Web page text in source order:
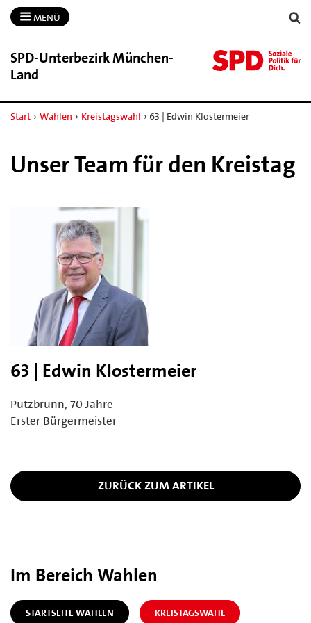
MENÜ
SPD-​Unterbezirk München-​
Land
Start › Wahlen › Kreistagswahl › 63 | Edwin Klostermeier
Unser Team für den Kreistag
63 | Edwin Klostermeier
Putzbrunn, 70 Jahre
Erster Bürgermeister
ZURÜCK ZUM ARTIKEL
Im Bereich Wahlen
STARTSEITE WAHLEN KREISTAGSWAHL